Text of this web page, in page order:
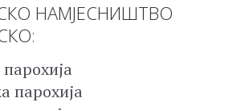
НАМЈЕСНИШТВО
парохија